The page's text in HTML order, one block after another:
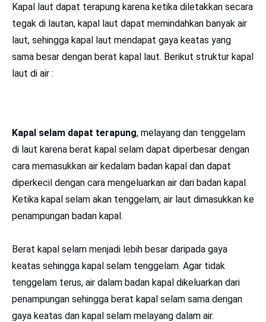
Kapal laut dapat terapung karena ketika diletakkan secara
tegak di lautan, kapal laut dapat memindahkan banyak air
laut, sehingga kapal laut mendapat gaya keatas yang
sama besar dengan berat kapal laut. Berikut struktur kapal
laut di air :
Kapal selam dapat terapung, melayang dan tenggelam
di laut karena berat kapal selam dapat diperbesar dengan
cara memasukkan air kedalam badan kapal dan dapat
diperkecil dengan cara mengeluarkan air dari badan kapal.
Ketika kapal selam akan tenggelam, air laut dimasukkan ke
penampungan badan kapal.
Berat kapal selam menjadi lebih besar daripada gaya
keatas sehingga kapal selam tenggelam. Agar tidak
tenggelam terus, air dalam badan kapal dikeluarkan dari
penampungan sehingga berat kapal selam sama dengan
gaya keatas dan kapal selam melayang dalam air.